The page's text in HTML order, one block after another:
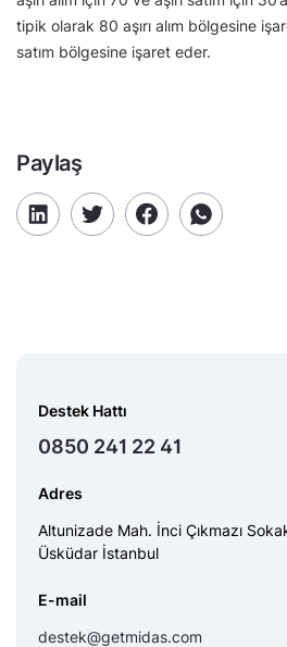
tipik olarak 80 aşırı alım bölgesine
satım bölgesine işaret eder.
Paylaş
Destek Hattı
0850 241 22 41
Adres
Altunizade Mah. İnci Çıkmazı
Üsküdar İstanbul
E-mail
destek@getmidas.com